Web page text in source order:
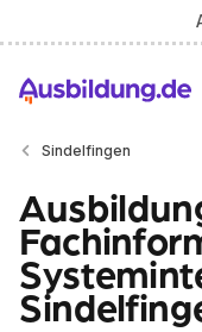
Sindelfingen